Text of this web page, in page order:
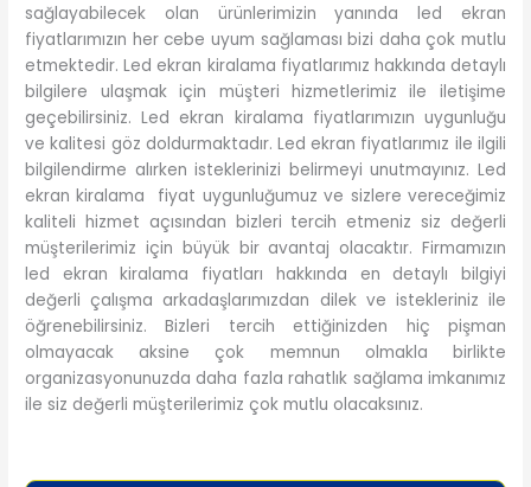
sağlayabilecek olan ürünlerimizin yanında led ekran
fiyatlarımızın her cebe uyum sağlaması bizi daha çok mutlu
etmektedir. Led ekran kiralama fiyatlarımız hakkında detaylı
bilgilere ulaşmak için müşteri hizmetlerimiz ile iletişime
geçebilirsiniz. Led ekran kiralama fiyatlarımızın uygunluğu
ve kalitesi göz doldurmaktadır. Led ekran fiyatlarımız ile ilgili
bilgilendirme alırken isteklerinizi belirmeyi unutmayınız. Led
ekran kiralama fiyat uygunluğumuz ve sizlere vereceğimiz
kaliteli hizmet açısından bizleri tercih etmeniz siz değerli
müşterilerimiz için büyük bir avantaj olacaktır. Firmamızın
led ekran kiralama fiyatları hakkında en detaylı bilgiyi
değerli çalışma arkadaşlarımızdan dilek ve istekleriniz ile
öğrenebilirsiniz. Bizleri tercih ettiğinizden hiç pişman
olmayacak aksine çok memnun olmakla birlikte
organizasyonunuzda daha fazla rahatlık sağlama imkanımız
ile siz değerli müşterilerimiz çok mutlu olacaksınız.